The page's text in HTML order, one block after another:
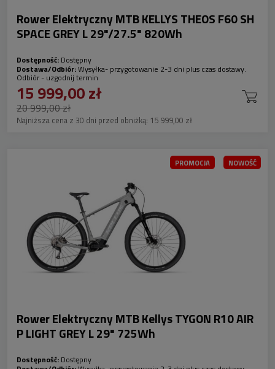
Rower Elektryczny MTB KELLYS THEOS F60 SH
SPACE GREY L 29"/27.5" 820Wh
Dostępność: Dostępny
Dostawa/Odbiór:Wysyłka- przygotowanie 2-3 dni plus czas dostawy.
Odbiór - uzgodnij termin
15 999,00 zł
20 999,00 zł
Najniższa cena z 30 dni przed obniżką: 15 999,00 zł
Rower Elektryczny MTB Kellys TYGON R10 AIR
P LIGHT GREY L 29" 725Wh
Dostępność: Dostępny
PROMOCJA NOWOŚĆ